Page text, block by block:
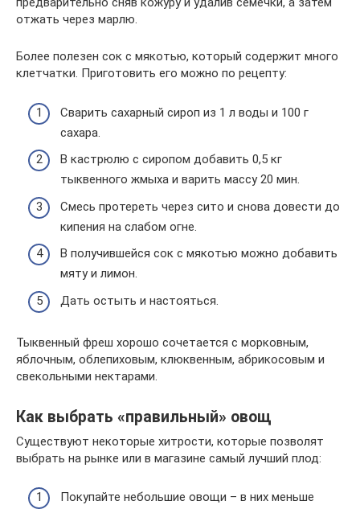
отжать через марлю.
Более полезен сок с мякотью, который содержит много
клетчатки. Приготовить его можно по рецепту:
Сварить сахарный сироп из 1 л воды и 100 г
сахара.
В кастрюлю с сиропом добавить 0,5 кг
тыквенного жмыха и варить массу 20 мин.
Смесь протереть через сито и снова довести до
кипения на слабом огне.
В получившейся сок с мякотью можно добавить
мяту и лимон.
Дать остыть и настояться.
Тыквенный фреш хорошо сочетается с морковным,
яблочным, облепиховым, клюквенным, абрикосовым и
свекольными нектарами.
Как выбрать «правильный» овощ
Существуют некоторые хитрости, которые позволят
выбрать на рынке или в магазине самый лучший плод:
Покупайте небольшие овощи – в них меньше